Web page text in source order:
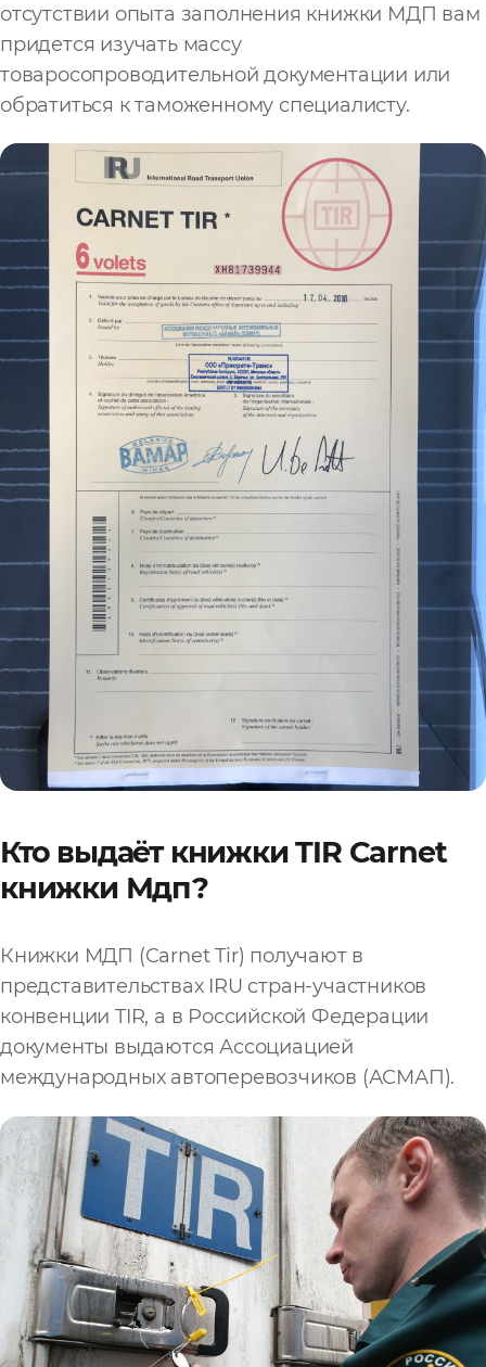
отсутствии опыта заполнения книжки МДП вам
придется изучать массу
товаросопроводительной документации или
обратиться к таможенному специалисту.
Кто выдаёт книжки TIR Carnet
книжки Мдп?
Книжки МДП (Carnet Tir) получают в
представительствах IRU стран-участников
конвенции TIR, а в Российской Федерации
документы выдаются Ассоциацией
международных автоперевозчиков (АСМАП).